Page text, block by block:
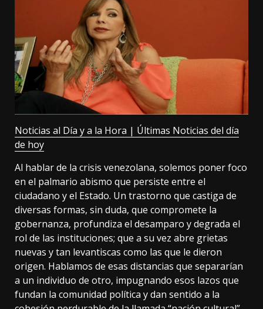
Noticias al Día y a la Hora | Últimas Noticias del día
de hoy
Al hablar de la crisis venezolana, solemos poner foco
en el palmario abismo que persiste entre el
ciudadano y el Estado. Un trastorno que castiga de
diversas formas, sin duda, que compromete la
gobernanza, profundiza el desamparo y degrada el
rol de las instituciones; que a su vez abre grietas
nuevas y tan levantiscas como las que le dieron
origen. Hablamos de esas distancias que separarían
a un individuo de otro, impugnando esos lazos que
fundan la comunidad política y dan sentido a la